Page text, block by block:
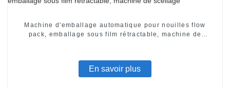
Machine d'emballage automatique pour nouilles flow
pack, emballage sous film rétractable, machine de
En savoir plus